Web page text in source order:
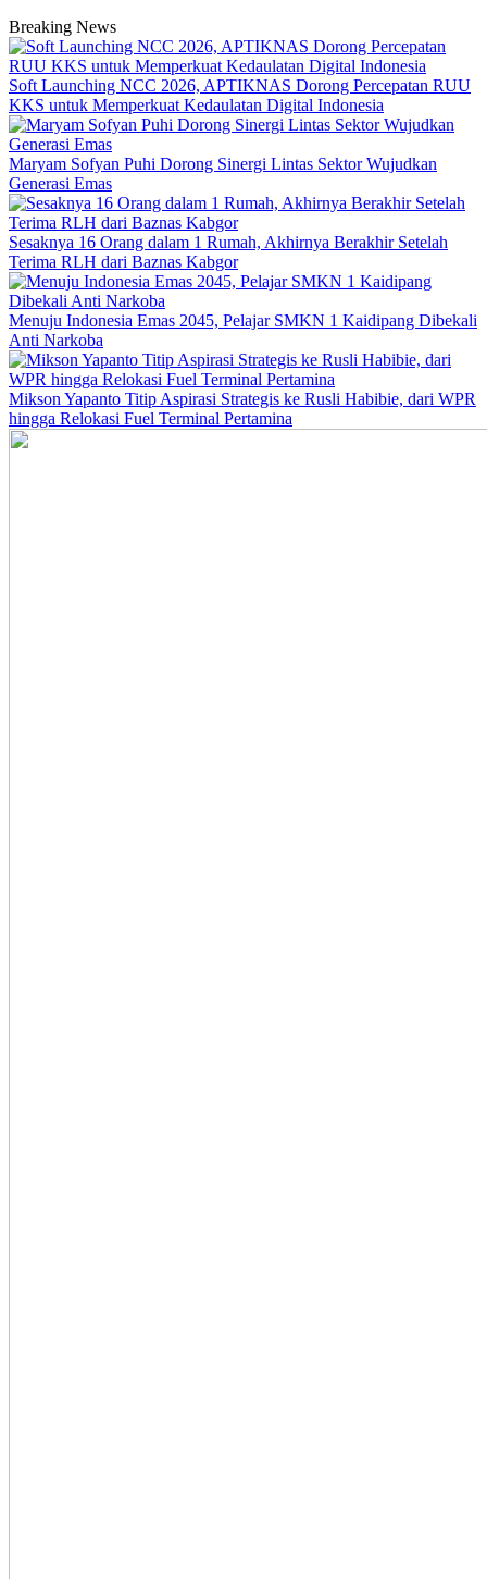
Breaking News
Soft Launching NCC 2026, APTIKNAS Dorong Percepatan RUU
KKS untuk Memperkuat Kedaulatan Digital Indonesia
Maryam Sofyan Puhi Dorong Sinergi Lintas Sektor Wujudkan
Generasi Emas
Sesaknya 16 Orang dalam 1 Rumah, Akhirnya Berakhir Setelah
Terima RLH dari Baznas Kabgor
Menuju Indonesia Emas 2045, Pelajar SMKN 1 Kaidipang Dibekali
Anti Narkoba
Mikson Yapanto Titip Aspirasi Strategis ke Rusli Habibie, dari WPR
hingga Relokasi Fuel Terminal Pertamina